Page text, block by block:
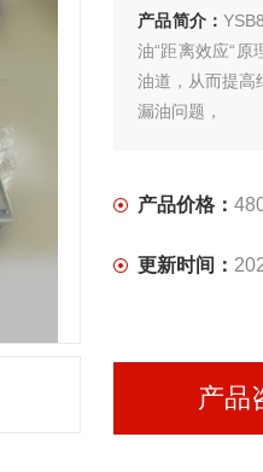
产品简介：
油“距离效应“
油道，从而提高
漏油问题，
产品价格：
更新时间：
产品